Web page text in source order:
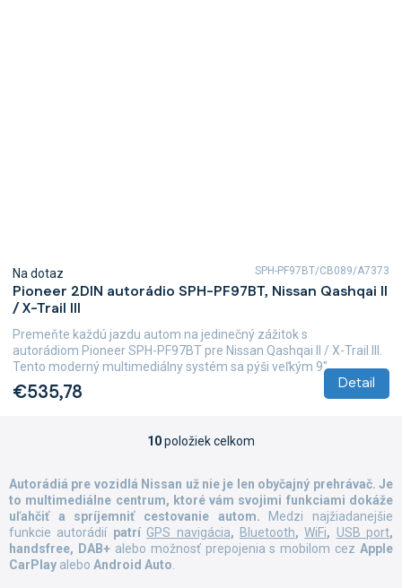
Pioneer 2DIN autorádio SPH-PF97BT, Nissan Qashqai II
/ X-Trail III
Na dotaz
€535,78 Detail
Premeňte každú jazdu autom na jedinečný zážitok s
autorádiom Pioneer SPH-PF97BT pre Nissan Qashqai II / X-Trail III.
Tento moderný multimediálny systém sa pýši veľkým 9"...
SPH-PF97BT/CB089/A7373
O
l
á
d
a
c
10položiek celkom
Autorádiá pre vozidlá Nissan už nie je len obyčajný prehrávač. Je
to multimediálne centrum, ktoré vám svojimi funkciami dokáže
uľahčiť a spríjemniť cestovanie autom. Medzi najžiadanejšie
funkcie autorádií patrí GPS navigácia, Bluetooth,WiFi, USB port,
handsfree, DAB+alebo možnosť prepojenia s mobilom cez Apple
CarPlay alebo Android Auto